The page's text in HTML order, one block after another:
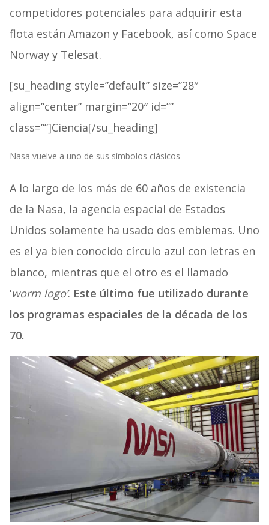
competidores potenciales para adquirir esta
flota están Amazon y Facebook, así como Space
Norway y Telesat.
[su_heading style=”default” size=”28″
align=”center” margin=”20″ id=””
class=””]Ciencia[/su_heading]
Nasa vuelve a uno de sus símbolos clásicos
A lo largo de los más de 60 años de existencia
de la Nasa, la agencia espacial de Estados
Unidos solamente ha usado dos emblemas. Uno
es el ya bien conocido círculo azul con letras en
blanco, mientras que el otro es el llamado
‘worm logo’. Este último fue utilizado durante
los programas espaciales de la década de los
70.